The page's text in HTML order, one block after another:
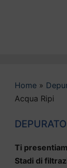
Home »
Acqua Ripi
Ti
Stadi di